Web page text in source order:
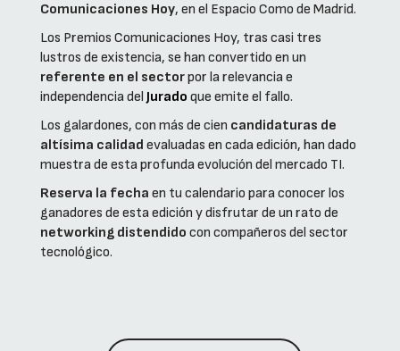
Comunicaciones Hoy, en el Espacio Como de Madrid.
Los Premios Comunicaciones Hoy, tras casi tres
lustros de existencia, se han convertido en un
referente en el sectorpor la relevancia e
independencia del Jurado que emite el fallo.
Los galardones, con más de cien candidaturas de
altísima calidad evaluadas en cada edición, han dado
muestra de esta profunda evolución del mercado TI.
Reserva la fecha en tu calendario para conocer los
ganadores de esta edición y disfrutar de un rato de
networking distendido con compañeros del sector
tecnológico.